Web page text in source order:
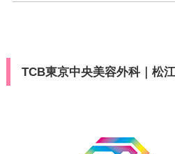
TCB東京中央美容外科｜松